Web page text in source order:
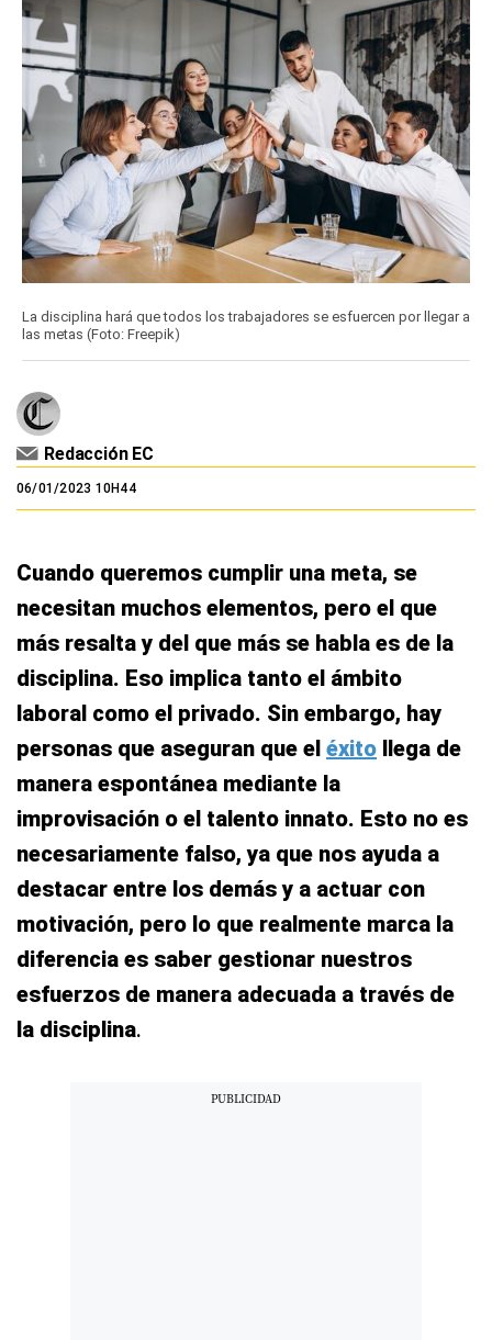
La disciplina hará que todos los trabajadores se esfuercen por llegar a
las metas (Foto: Freepik)
Redacción EC
06/01/2023 10H44
Cuando queremos cumplir una meta, se
necesitan muchos elementos, pero el que
más resalta y del que más se habla es de la
disciplina. Eso implica tanto el ámbito
laboral como el privado. Sin embargo, hay
personas que aseguran que el éxito llega de
manera espontánea mediante la
improvisación o el talento innato. Esto no es
necesariamente falso, ya que nos ayuda a
destacar entre los demás y a actuar con
motivación, pero lo que realmente marca la
diferencia es saber gestionar nuestros
esfuerzos de manera adecuada a través de
la disciplina.